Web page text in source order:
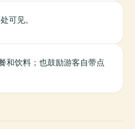
可见。
和饮料；也鼓励游客自带点